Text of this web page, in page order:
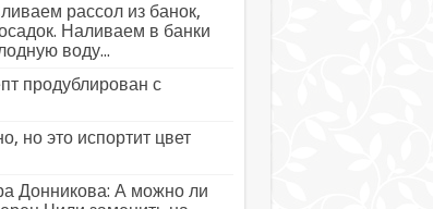
рассол из банок,
Наливаем в банки
воду...
продублирован с
но это испортит цвет
Донникова: А можно ли